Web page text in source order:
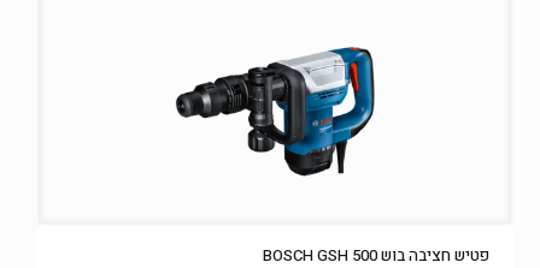
פטיש חציבה בוש BOSCH GSH 500